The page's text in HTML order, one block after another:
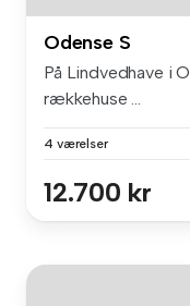
Odense S
På Lindvedhave i
rækkehuse ...
4 værelser
12.700 kr